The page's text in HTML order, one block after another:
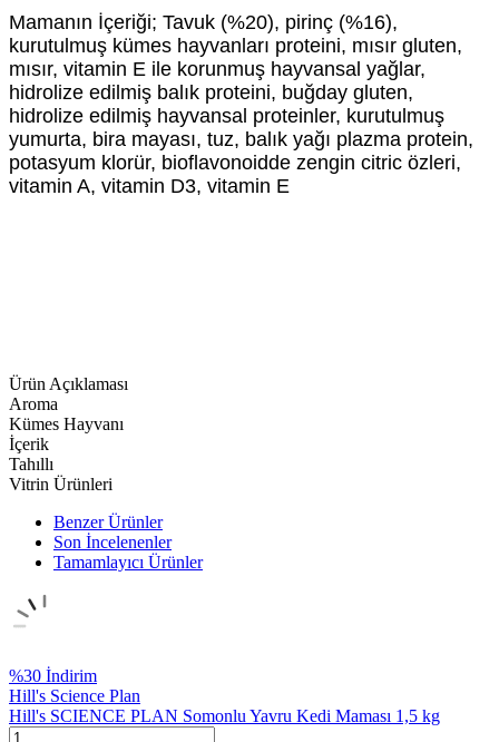
Mamanın İçeriği; Tavuk (%20), pirinç (%16),
kurutulmuş kümes hayvanları proteini, mısır gluten,
mısır, vitamin E ile korunmuş hayvansal yağlar,
hidrolize edilmiş balık proteini, buğday gluten,
hidrolize edilmiş hayvansal proteinler, kurutulmuş
yumurta, bira mayası, tuz, balık yağı plazma protein,
potasyum klorür, bioflavonoidde zengin citric özleri,
vitamin A, vitamin D3, vitamin E
Ürün Açıklaması
Aroma
Kümes Hayvanı
İçerik
Tahıllı
Vitrin Ürünleri
Benzer Ürünler
Son İncelenenler
Tamamlayıcı Ürünler
%30 İndirim
Hill's Science Plan
Hill's SCIENCE PLAN Somonlu Yavru Kedi Maması 1,5 kg